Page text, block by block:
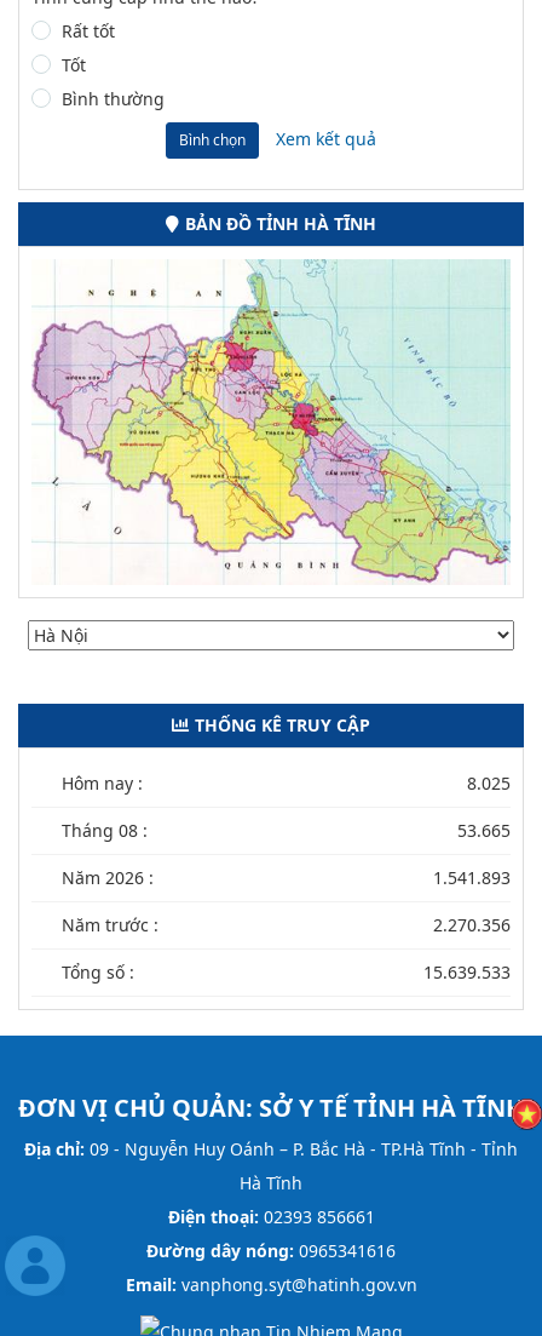
Rất tốt
Tốt
Bình thường
Bình chọn Xem kết quả
BẢN ĐỒ TỈNH HÀ TĨNH
THỐNG KÊ TRUY CẬP
Hôm nay : 8.025
Tháng 08 : 53.665
Năm 2026 : 1.541.893
Năm trước : 2.270.356
Tổng số : 15.639.533
ĐƠN VỊ CHỦ QUẢN: SỞ Y TẾ TỈNH HÀ TĨNH
Địa chỉ: 09 - Nguyễn Huy Oánh – P. Bắc Hà - TP.Hà Tĩnh - Tỉnh
Hà Tĩnh
Điện thoại: 02393 856661
Đường dây nóng: 0965341616
Email: vanphong.syt@hatinh.gov.vn